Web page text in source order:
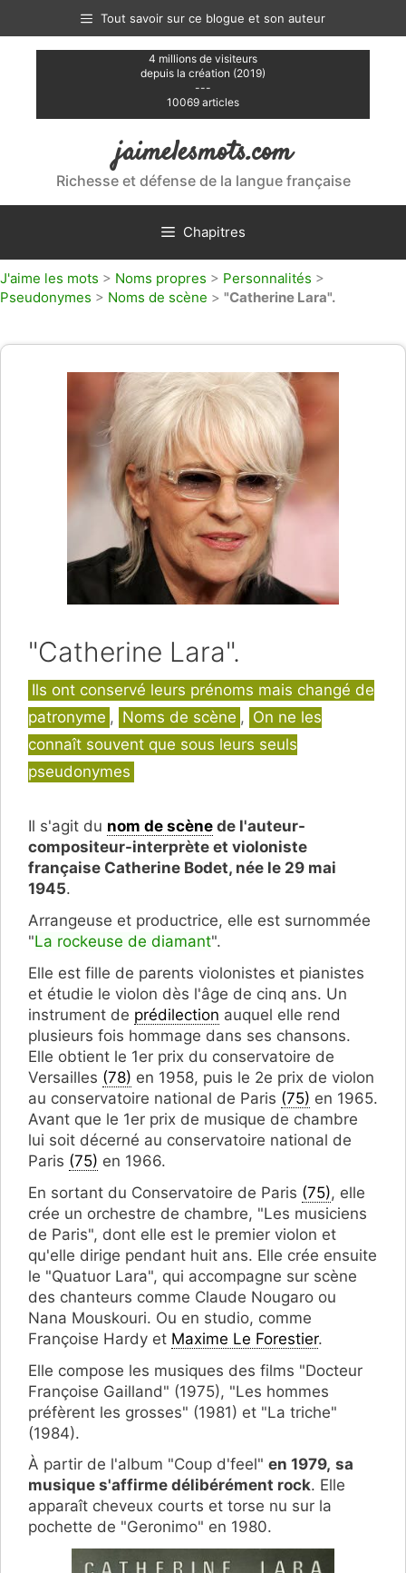
contenu
Tout savoir sur ce blogue et son auteur
4 millions de visiteurs
depuis la création (2019)
---
10069 articles
jaimelesmots.com
Richesse et défense de la langue française
Chapitres
J'aime les mots > Noms propres > Personnalités >
Pseudonymes > Noms de scène > "Catherine Lara".
"Catherine Lara".
Catégories
Ils ont conservé leurs prénoms mais changé de
patronyme , Noms de scène , On ne les
connaît souvent que sous leurs seuls
pseudonymes
Il s'agit du nom de scène de l'auteur-
compositeur-interprète et violoniste
française Catherine Bodet, née le 29 mai
1945.
Arrangeuse et productrice, elle est surnommée
"La rockeuse de diamant".
Elle est fille de parents violonistes et pianistes
et étudie le violon dès l'âge de cinq ans. Un
instrument de prédilection auquel elle rend
plusieurs fois hommage dans ses chansons.
Elle obtient le 1er prix du conservatoire de
Versailles (78) en 1958, puis le 2e prix de violon
au conservatoire national de Paris (75) en 1965.
Avant que le 1er prix de musique de chambre
lui soit décerné au conservatoire national de
Paris (75) en 1966.
En sortant du Conservatoire de Paris (75), elle
crée un orchestre de chambre, "Les musiciens
de Paris", dont elle est le premier violon et
qu'elle dirige pendant huit ans. Elle crée ensuite
le "Quatuor Lara", qui accompagne sur scène
des chanteurs comme Claude Nougaro ou
Nana Mouskouri. Ou en studio, comme
Françoise Hardy et Maxime Le Forestier.
Elle compose les musiques des films "Docteur
Françoise Gailland" (1975), "Les hommes
préfèrent les grosses" (1981) et "La triche"
(1984).
À partir de l'album "Coup d'feel" en 1979, sa
musique s'affirme délibérément rock. Elle
apparaît cheveux courts et torse nu sur la
pochette de "Geronimo" en 1980.